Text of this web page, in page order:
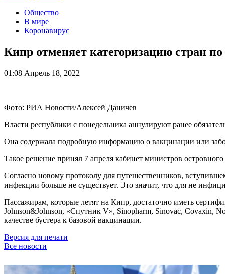
Общество
В мире
Коронавирус
Кипр отменяет категоризацию стран
01:08 Апрель 18, 2022
Фото: РИА Новости/Алексей Даничев
Власти республики с понедельника аннулируют ранее
Она содержала подробную информацию о вакцинации или
Такое решение принял 7 апреля кабинет министров
Согласно новому протоколу для путешественников,
инфекции больше не существует. Это значит, что для не
Пассажирам, которые летят на Кипр, достаточно иметь
Johnson&Johnson, «Спутник V», Sinopharm, Sinovac, Covaxin,
качестве бустера к базовой вакцинации.
Версия для печати
Все новости